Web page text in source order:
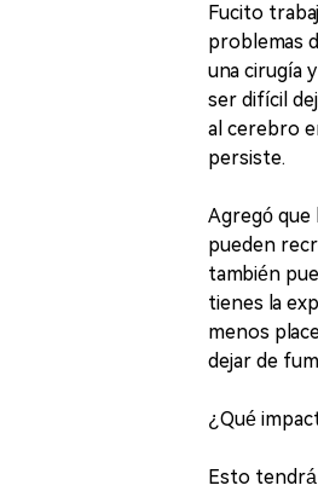
Fucito
problemas
una cirugía
ser difícil
al cerebro
persiste.
Agregó que
pueden
también
tienes la
menos
dejar de
¿Qué
Esto tendrá